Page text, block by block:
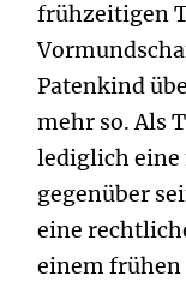
frühzeitigen
Patenkind
mehr so. Als
lediglich
gegenüber
eine
einem frühen